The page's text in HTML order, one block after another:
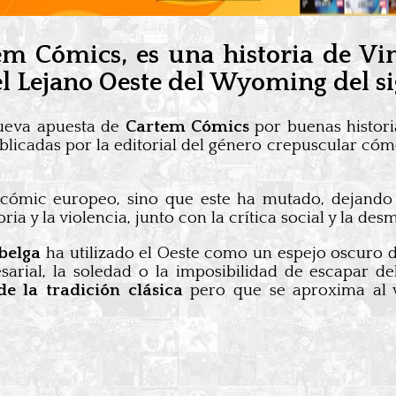
Cómics, es una historia de
Oeste del Wyoming del
apuesta de Cartem Cómics por buenas
por la editorial del género crepuscular
europeo, sino que este ha mutado,
y la violencia, junto con la crítica social y la
ha utilizado el Oeste como un espejo oscuro
la soledad o la imposibilidad de escapar
la tradición clásicapero que se aproxima al